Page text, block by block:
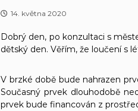
14. května 2020
Dobrý den, po konzultaci s
dětský den. Věřím, že loučení s
V brzké době bude nahrazen
Současný prvek dlouhodobě
prvek bude financován z